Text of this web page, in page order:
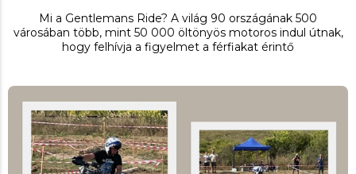
Mi a Gentlemans Ride? A világ 90 országának 500
városában több, mint 50 000 öltönyös motoros indul útnak,
hogy felhívja a figyelmet a férfiakat érintő